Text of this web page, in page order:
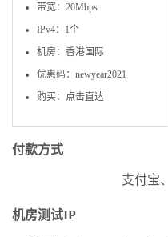
带宽：20Mbps
IPv4：1个
机房：香港国际
优惠码：newyear2021
购买：点击直达
付款方式
支付宝
机房测试IP